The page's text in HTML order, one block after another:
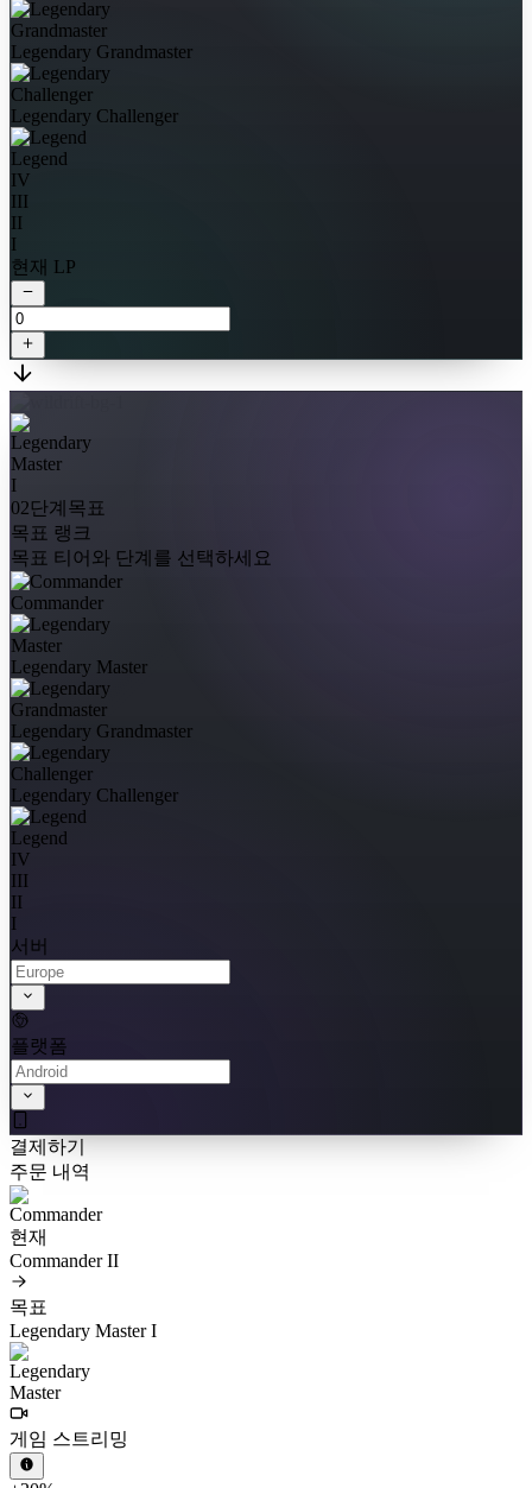
Legendary Grandmaster
Legendary Challenger
Legend
IV
III
II
I
현재 LP
I
02단계 목표
목표 랭크
목표 티어와 단계를 선택하세요
Commander
Legendary Master
Legendary Grandmaster
Legendary Challenger
Legend
IV
III
II
I
서버
플랫폼
결제하기
주문 내역
현재
Commander II
목표
Legendary Master I
게임 스트리밍